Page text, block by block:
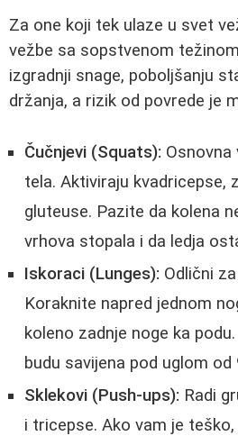
Za one koji tek ulaze u svet
vežbe sa sopstvenom
izgradnji snage, poboljšanju
držanja, a rizik od povrede je
Čučnjevi (Squats): Osnovna
tela. Aktiviraju kvadricepse,
gluteuse. Pazite da kolena
vrhova stopala i da ledja
Iskoraci (Lunges): Odlični
Koraknite napred jednom
koleno zadnje noge ka
budu savijena pod uglom od
Sklekovi (Push-ups): Radi
i tricepse. Ako vam je